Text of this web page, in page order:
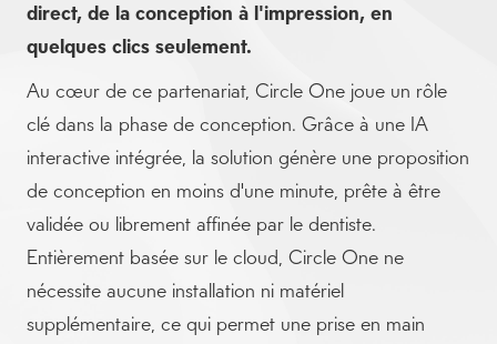
direct, de la conception à l'impression, en
quelques clics seulement.
Au cœur de ce partenariat, Circle One joue un rôle
clé dans la phase de conception. Grâce à une IA
interactive intégrée, la solution génère une proposition
de conception en moins d'une minute, prête à être
validée ou librement affinée par le dentiste.
Entièrement basée sur le cloud, Circle One ne
nécessite aucune installation ni matériel
supplémentaire, ce qui permet une prise en main